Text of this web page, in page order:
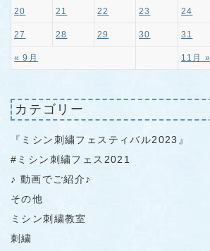
« 9月 11月 »
20 21 22 23 24
27 28 29 30 31
カテゴリー
『ミシン刺繍フェスティバル2023』
#ミシン刺繍フェス2021
♪ 動画でご紹介♪
その他
ミシン刺繍教室
刺繍